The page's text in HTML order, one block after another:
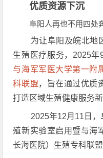
优质资源下沉
阜阳人再也不用四处
为让阜阳及皖北地
生殖医疗服务，2025年
与海军军医大学第一附
科联盟，旨在通过优质
打造区域生殖健康服务
2025年12月11日
殖新实验室启用暨与海
长海医院）生殖专科联盟